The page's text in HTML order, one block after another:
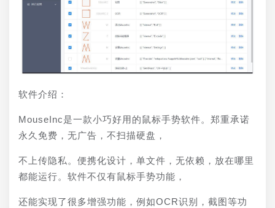
软件介绍：
MouseInc是一款小巧好用的鼠标手势软件。郑重承诺
永久免费，无广告，不扫描硬盘，
不上传隐私。便携化设计，单文件，无依赖，放在哪里
都能运行。软件不仅有鼠标手势功能，
还能实现了很多增强功能，例如OCR识别，截图等功